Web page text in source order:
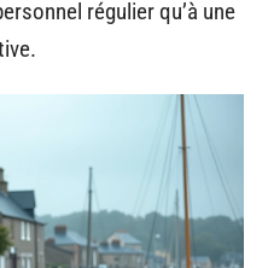
régulier qu’à une